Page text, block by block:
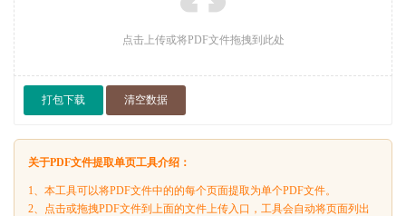
点击上传或将PDF文件拖拽到此处
打包下载 清空数据
关于PDF文件提取单页工具介绍：
1、本工具可以将PDF文件中的的每个页面提取为单个PDF文件。
2、点击或拖拽PDF文件到上面的文件上传入口，工具会自动将页面列出